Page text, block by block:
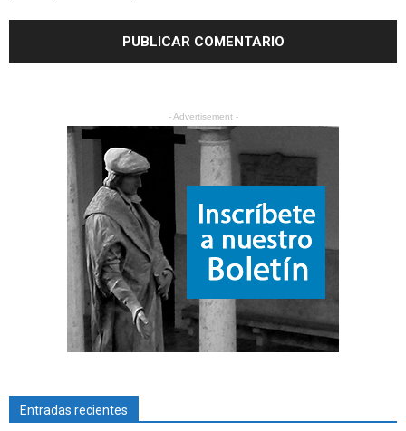
- Advertisement -
Entradas recientes